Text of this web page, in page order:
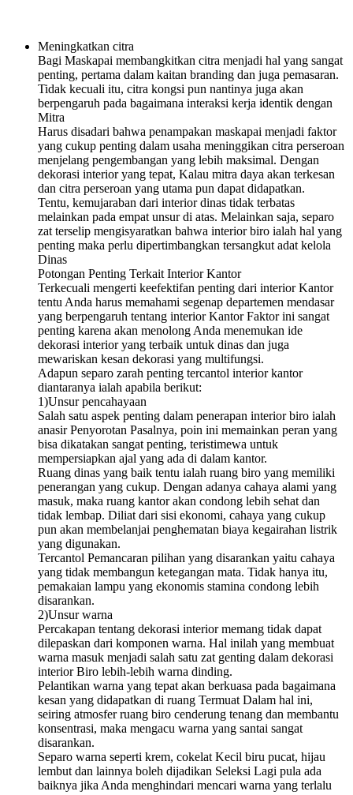
Meningkatkan citra
Bagi Maskapai membangkitkan citra menjadi hal yang sangat
penting, pertama dalam kaitan branding dan juga pemasaran.
Tidak kecuali itu, citra kongsi pun nantinya juga akan
berpengaruh pada bagaimana interaksi kerja identik dengan
Mitra
Harus disadari bahwa penampakan maskapai menjadi faktor
yang cukup penting dalam usaha meninggikan citra perseroan
menjelang pengembangan yang lebih maksimal. Dengan
dekorasi interior yang tepat, Kalau mitra daya akan terkesan
dan citra perseroan yang utama pun dapat didapatkan.
Tentu, kemujaraban dari interior dinas tidak terbatas
melainkan pada empat unsur di atas. Melainkan saja, separo
zat terselip mengisyaratkan bahwa interior biro ialah hal yang
penting maka perlu dipertimbangkan tersangkut adat kelola
Dinas
Potongan Penting Terkait Interior Kantor
Terkecuali mengerti keefektifan penting dari interior Kantor
tentu Anda harus memahami segenap departemen mendasar
yang berpengaruh tentang interior Kantor Faktor ini sangat
penting karena akan menolong Anda menemukan ide
dekorasi interior yang terbaik untuk dinas dan juga
mewariskan kesan dekorasi yang multifungsi.
Adapun separo zarah penting tercantol interior kantor
diantaranya ialah apabila berikut:
1)Unsur pencahayaan
Salah satu aspek penting dalam penerapan interior biro ialah
anasir Penyorotan Pasalnya, poin ini memainkan peran yang
bisa dikatakan sangat penting, teristimewa untuk
mempersiapkan ajal yang ada di dalam kantor.
Ruang dinas yang baik tentu ialah ruang biro yang memiliki
penerangan yang cukup. Dengan adanya cahaya alami yang
masuk, maka ruang kantor akan condong lebih sehat dan
tidak lembap. Diliat dari sisi ekonomi, cahaya yang cukup
pun akan membelanjai penghematan biaya kegairahan listrik
yang digunakan.
Tercantol Pemancaran pilihan yang disarankan yaitu cahaya
yang tidak membangun ketegangan mata. Tidak hanya itu,
pemakaian lampu yang ekonomis stamina condong lebih
disarankan.
2)Unsur warna
Percakapan tentang dekorasi interior memang tidak dapat
dilepaskan dari komponen warna. Hal inilah yang membuat
warna masuk menjadi salah satu zat genting dalam dekorasi
interior Biro lebih-lebih warna dinding.
Pelantikan warna yang tepat akan berkuasa pada bagaimana
kesan yang didapatkan di ruang Termuat Dalam hal ini,
seiring atmosfer ruang biro cenderung tenang dan membantu
konsentrasi, maka mengacu warna yang santai sangat
disarankan.
Separo warna seperti krem, cokelat Kecil biru pucat, hijau
lembut dan lainnya boleh dijadikan Seleksi Lagi pula ada
baiknya jika Anda menghindari mencari warna yang terlalu